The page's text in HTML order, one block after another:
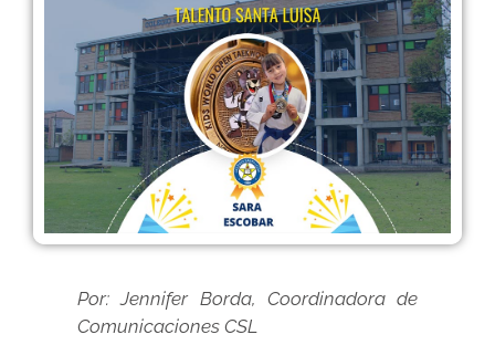
Por: Jennifer Borda, Coordinadora de
Comunicaciones CSL